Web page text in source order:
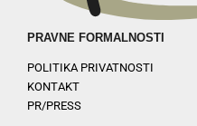
PRAVNE FORMALNOSTI
POLITIKA PRIVATNOSTI
KONTAKT
PR/PRESS